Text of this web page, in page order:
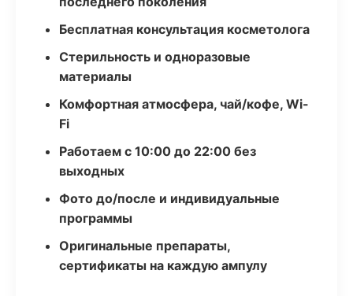
Бесплатная консультация косметолога
Стерильность и одноразовые
материалы
Комфортная атмосфера, чай/кофе, Wi-
Fi
Работаем с 10:00 до 22:00 без
выходных
Фото до/после и индивидуальные
программы
Оригинальные препараты,
сертификаты на каждую ампулу